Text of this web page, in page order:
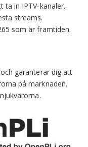
ta in IPTV-kanaler.
streams.
som är framtiden.
garanterar dig att
på marknaden.